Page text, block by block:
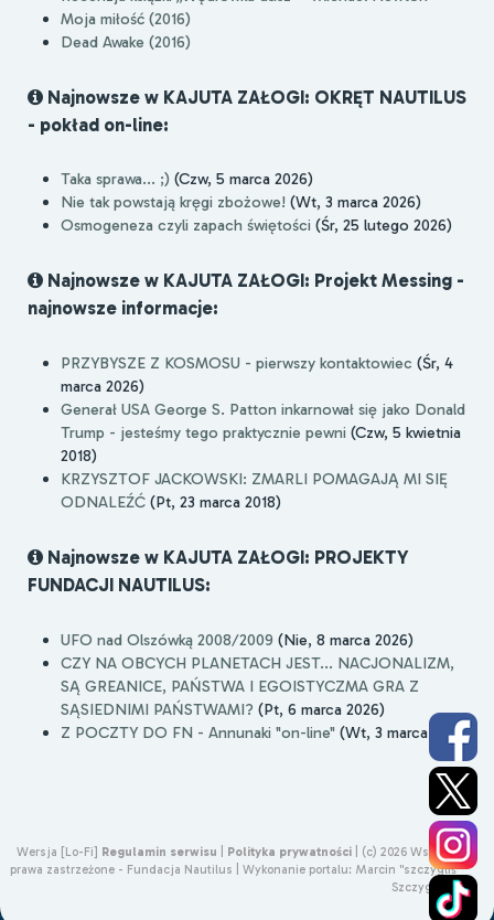
Moja miłość (2016)
Dead Awake (2016)
Najnowsze w KAJUTA ZAŁOGI: OKRĘT NAUTILUS
- pokład on-line:
Taka sprawa... ;) (Czw, 5 marca 2026)
Nie tak powstają kręgi zbożowe! (Wt, 3 marca 2026)
Osmogeneza czyli zapach świętości (Śr, 25 lutego 2026)
Najnowsze w KAJUTA ZAŁOGI: Projekt Messing -
najnowsze informacje:
PRZYBYSZE Z KOSMOSU - pierwszy kontaktowiec (Śr, 4
marca 2026)
Generał USA George S. Patton inkarnował się jako Donald
Trump - jesteśmy tego praktycznie pewni (Czw, 5 kwietnia
2018)
KRZYSZTOF JACKOWSKI: ZMARLI POMAGAJĄ MI SIĘ
ODNALEŹĆ (Pt, 23 marca 2018)
Najnowsze w KAJUTA ZAŁOGI: PROJEKTY
FUNDACJI NAUTILUS:
UFO nad Olszówką 2008/2009 (Nie, 8 marca 2026)
CZY NA OBCYCH PLANETACH JEST... NACJONALIZM,
SĄ GREANICE, PAŃSTWA I EGOISTYCZMA GRA Z
SĄSIEDNIMI PAŃSTWAMI? (Pt, 6 marca 2026)
Z POCZTY DO FN - Annunaki "on-line" (Wt, 3 marca 2026)
Wersja [Lo-Fi] Regulamin serwisu Polityka prywatności
(c) 2026 Wszelkie
prawa zastrzeżone - Fundacja Nautilus | Wykonanie portalu: Marcin "szczygliś"
Szczygliński